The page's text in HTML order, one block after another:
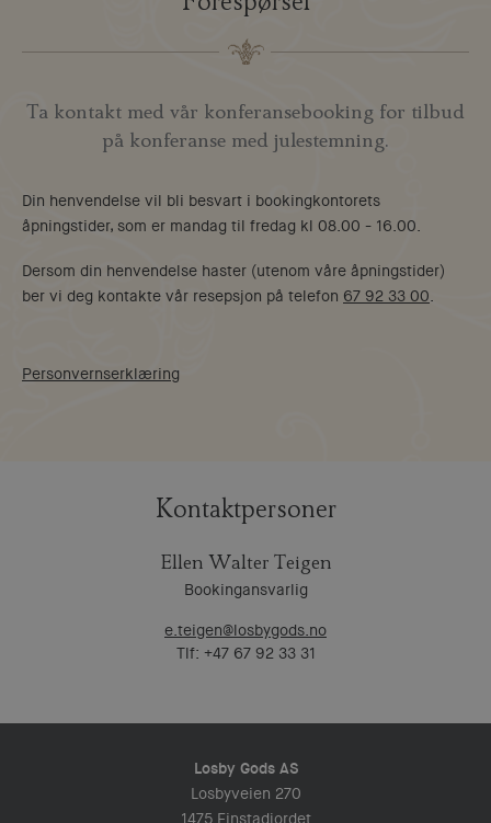
Ta kontakt med vår konferansebooking for tilbud
på konferanse med julestemning.
Din henvendelse vil bli besvart i bookingkontorets
åpningstider, som er mandag til fredag kl 08.00 - 16.00.
Dersom din henvendelse haster (utenom våre åpningstider)
ber vi deg kontakte vår resepsjon på telefon 67 92 33 00.
Personvernserklæring
Kontaktpersoner
Ellen Walter Teigen
Bookingansvarlig
e.teigen@losbygods.no
Tlf: +47 67 92 33 31
Losby Gods AS
Losbyveien 270
1475 Finstadjordet